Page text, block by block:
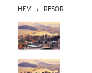
HEM / RESOR